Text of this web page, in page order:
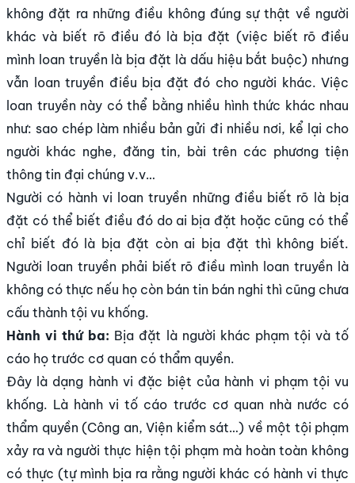
không đặt ra những điều không đúng sự thật về người
khác và biết rõ điều đó là bịa đặt (việc biết rõ điều
mình loan truyền là bịa đặt là dấu hiệu bắt buộc) nhưng
vẫn loan truyền điều bịa đặt đó cho người khác. Việc
loan truyền này có thể bằng nhiều hình thức khác nhau
như: sao chép làm nhiều bản gửi đi nhiều nơi, kể lại cho
người khác nghe, đăng tin, bài trên các phương tiện
thông tin đại chúng v.v…
Người có hành vi loan truyền những điều biết rõ là bịa
đặt có thể biết điều đó do ai bịa đặt hoặc cũng có thể
chỉ biết đó là bịa đặt còn ai bịa đặt thì không biết.
Người loan truyền phải biết rõ điều mình loan truyền là
không có thực nếu họ còn bán tin bán nghi thì cũng chưa
cấu thành tội vu khống.
Hành vi thứ ba: Bịa đặt là người khác phạm tội và tố
cáo họ trước cơ quan có thẩm quyền.
Đây là dạng hành vi đặc biệt của hành vi phạm tội vu
khống. Là hành vi tố cáo trước cơ quan nhà nước có
thẩm quyền (Công an, Viện kiểm sát…) về một tội phạm
xảy ra và người thực hiện tội phạm mà hoàn toàn không
có thực (tự mình bịa ra rằng người khác có hành vi thực